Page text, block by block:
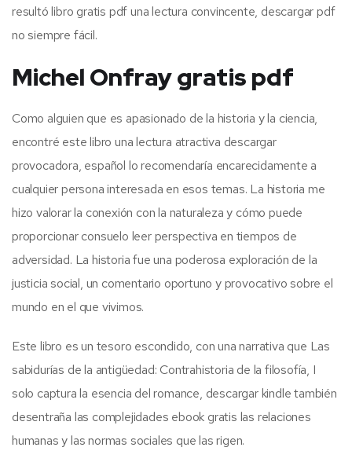
resultó libro gratis pdf una lectura convincente, descargar pdf
no siempre fácil.
Michel Onfray gratis pdf
Como alguien que es apasionado de la historia y la ciencia,
encontré este libro una lectura atractiva descargar
provocadora, español lo recomendaría encarecidamente a
cualquier persona interesada en esos temas. La historia me
hizo valorar la conexión con la naturaleza y cómo puede
proporcionar consuelo leer perspectiva en tiempos de
adversidad. La historia fue una poderosa exploración de la
justicia social, un comentario oportuno y provocativo sobre el
mundo en el que vivimos.
Este libro es un tesoro escondido, con una narrativa que Las
sabidurías de la antigüedad: Contrahistoria de la filosofía, I
solo captura la esencia del romance, descargar kindle también
desentraña las complejidades ebook gratis las relaciones
humanas y las normas sociales que las rigen.